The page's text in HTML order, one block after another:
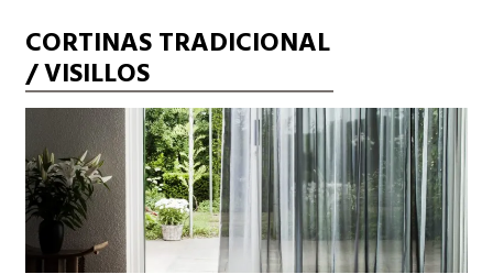
CORTINAS TRADICIONAL
/ VISILLOS